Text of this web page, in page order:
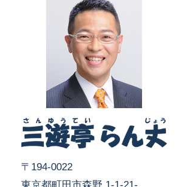
〒194-0022